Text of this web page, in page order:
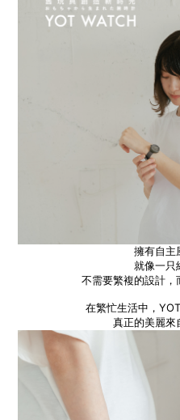
擁有自主
就像一只
不需要繁複的設計，
在繁忙生活中，
真正的美麗來